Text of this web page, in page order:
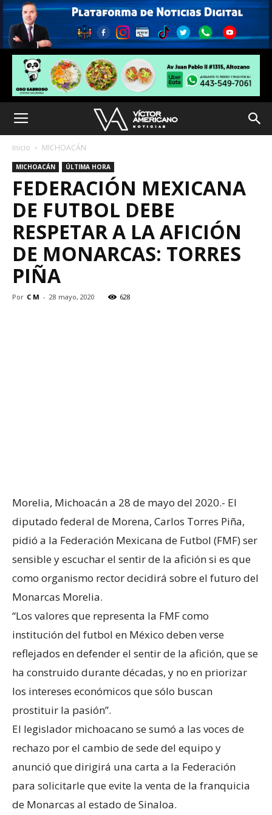
Inicio MICHOACÁN
MICHOACÁN ÚLTIMA HORA
FEDERACIÓN MEXICANA
DE FUTBOL DEBE
RESPETAR A LA AFICIÓN
DE MONARCAS: TORRES
PIÑA
Por C M - 28 mayo, 2020 628
Morelia, Michoacán a 28 de mayo del 2020.- El
diputado federal de Morena, Carlos Torres Piña,
pidió a la Federación Mexicana de Futbol (FMF) ser
sensible y escuchar el sentir de la afición si es que
como organismo rector decidirá sobre el futuro del
Monarcas Morelia.
“Los valores que representa la FMF como
institución del futbol en México deben verse
reflejados en defender el sentir de la afición, que se
ha construido durante décadas, y no en priorizar
los intereses económicos que sólo buscan
prostituir la pasión”.
El legislador michoacano se sumó a las voces de
rechazo por el cambio de sede del equipo y
anunció que dirigirá una carta a la Federación
para solicitarle que evite la venta de la franquicia
de Monarcas al estado de Sinaloa.